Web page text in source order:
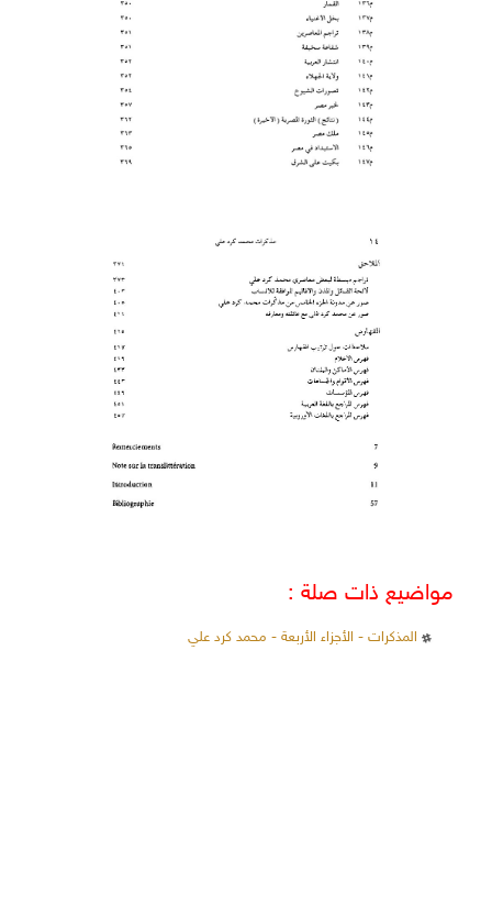
مواضيع ذات صلة :
المذكرات - الأجزاء الأربعة - محمد كرد علي